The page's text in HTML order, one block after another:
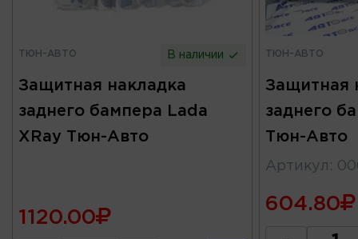
ТЮН-АВТО В наличии
Защитная накладка
заднего бампера Lada
XRay Тюн-Авто
1120.00
ТЮН-АВТО
Защитная
заднего
Тюн-Авто
Артикул :
604.80